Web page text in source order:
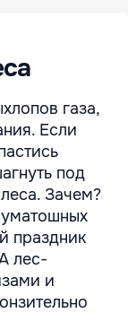
газа,
Если
под
Зачем?
праздник
лес-
и